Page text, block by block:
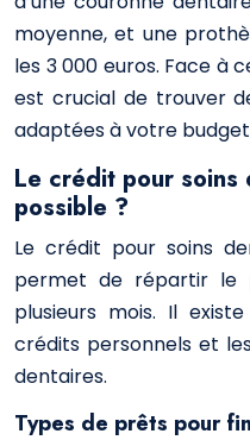
moyenne, et une
les 3 000 euros. Face à
est crucial de trouver
adaptées à votre
Le crédit pour soins
possible ?
Le crédit pour soins
permet de répartir le
plusieurs mois. Il
crédits personnels et
dentaires.
Types de prêts pour